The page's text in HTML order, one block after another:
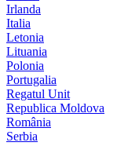
Irlanda
Italia
Letonia
Lituania
Polonia
Portugalia
Regatul Unit
Republica Moldova
România
Serbia